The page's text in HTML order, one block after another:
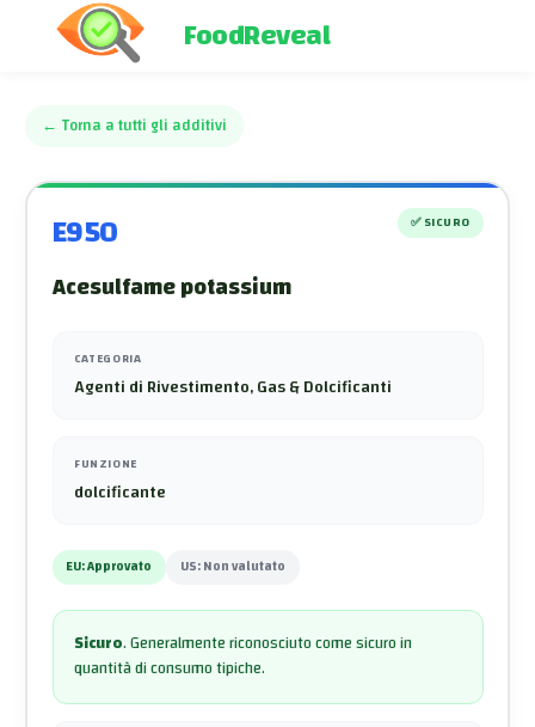
FoodReveal
← Torna a tutti gli additivi
E950 ✅SICURO
Acesulfame potassium
CATEGORIA
Agenti di Rivestimento, Gas & Dolcificanti
FUNZIONE
dolcificante
EU:Approvato US:Non valutato
Sicuro.Generalmente riconosciuto come sicuro in
quantità di consumo tipiche.